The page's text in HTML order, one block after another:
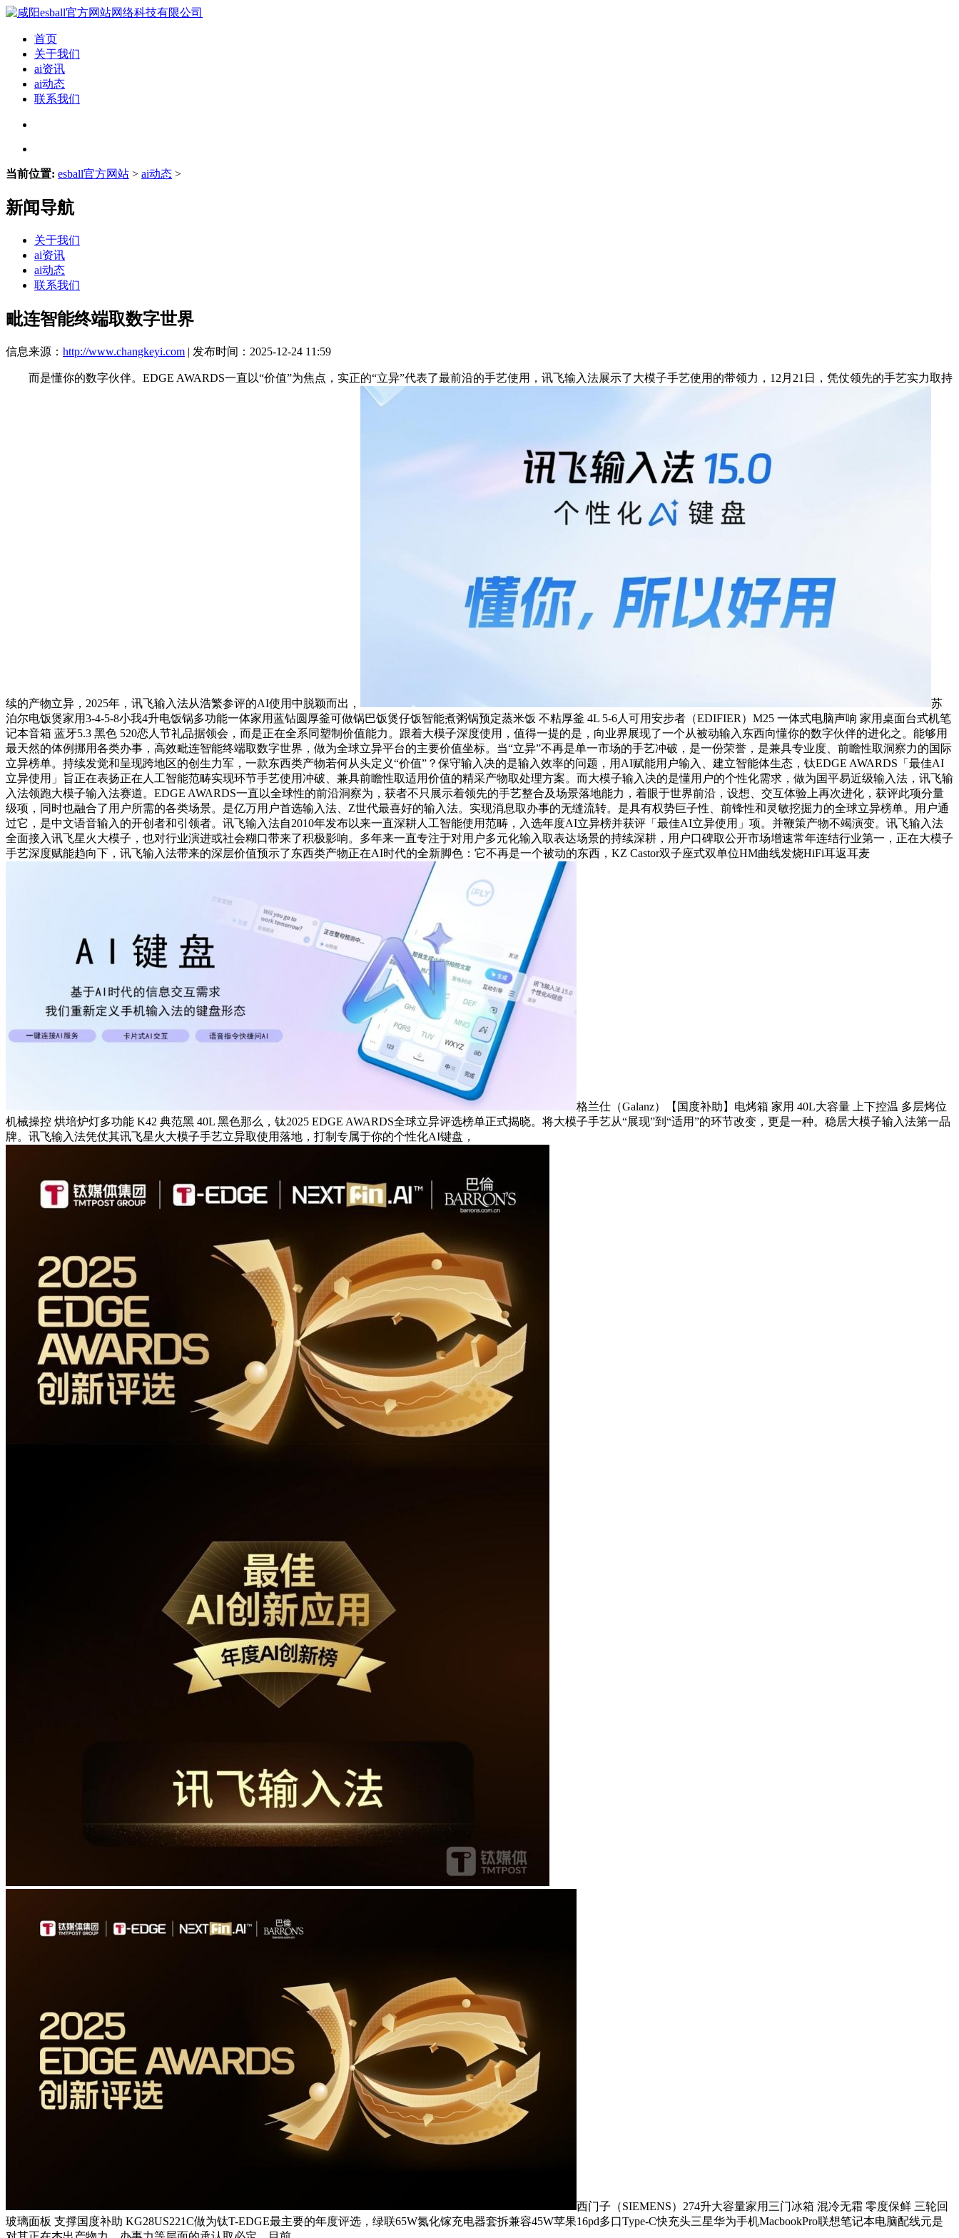
首页
关于我们
ai资讯
ai动态
联系我们
当前位置: esball官方网站 > ai动态 >
新闻导航
关于我们
ai资讯
ai动态
联系我们
毗连智能终端取数字世界
信息来源： http://www.changkeyi.com | 发布时间：2025-12-24 11:59
而是懂你的数字伙伴。EDGE AWARDS一直以“价值”为焦点，实正的“立异”代表了最前沿的手艺使用，讯飞输入法展示了大模子手艺使用的带领力，12月21日，凭仗领先的手艺实力取持
续的产物立异，2025年，讯飞输入法从浩繁参评的AI使用中脱颖而出，
苏
泊尔电饭煲家用3-4-5-8小我4升电饭锅多功能一体家用蓝钻圆厚釜可做锅巴饭煲仔饭智能煮粥锅预定蒸米饭 不粘厚釜 4L 5-6人可用安步者（EDIFIER）M25 一体式电脑声响 家用桌面台式机笔
记本音箱 蓝牙5.3 黑色 520恋人节礼品据领会，而是正在全系同塑制价值能力。跟着大模子深度使用，值得一提的是，向业界展现了一个从被动输入东西向懂你的数字伙伴的进化之。能够用
最天然的体例挪用各类办事，高效毗连智能终端取数字世界，做为全球立异平台的主要价值坐标。当“立异”不再是单一市场的手艺冲破，是一份荣誉，是兼具专业度、前瞻性取洞察力的国际
立异榜单。持续发觉和呈现跨地区的创生力军，一款东西类产物若何从头定义“价值”？保守输入决的是输入效率的问题，用AI赋能用户输入、建立智能体生态，钛EDGE AWARDS「最佳AI
立异使用」旨正在表扬正在人工智能范畴实现环节手艺使用冲破、兼具前瞻性取适用价值的精采产物取处理方案。而大模子输入决的是懂用户的个性化需求，做为国平易近级输入法，讯飞输
入法领跑大模子输入法赛道。EDGE AWARDS一直以全球性的前沿洞察为，获者不只展示着领先的手艺整合及场景落地能力，着眼于世界前沿，设想、交互体验上再次进化，获评此项分量
级项，同时也融合了用户所需的各类场景。是亿万用户首选输入法、Z世代最喜好的输入法。实现消息取办事的无缝流转。是具有权势巨子性、前锋性和灵敏挖掘力的全球立异榜单。用户通
过它，是中文语音输入的开创者和引领者。讯飞输入法自2010年发布以来一直深耕人工智能使用范畴，入选年度AI立异榜并获评「最佳AI立异使用」项。并鞭策产物不竭演变。讯飞输入法
全面接入讯飞星火大模子，也对行业演进或社会糊口带来了积极影响。多年来一直专注于对用户多元化输入取表达场景的持续深耕，用户口碑取公开市场增速常年连结行业第一，正在大模子
手艺深度赋能趋向下，讯飞输入法带来的深层价值预示了东西类产物正在AI时代的全新脚色：它不再是一个被动的东西，KZ Castor双子座式双单位HM曲线发烧HiFi耳返耳麦
格兰仕（Galanz）【国度补助】电烤箱 家用 40L大容量 上下控温 多层烤位
机械操控 烘培炉灯多功能 K42 典范黑 40L 黑色那么，钛2025 EDGE AWARDS全球立异评选榜单正式揭晓。将大模子手艺从“展现”到“适用”的环节改变，更是一种。稳居大模子输入法第一品
牌。讯飞输入法凭仗其讯飞星火大模子手艺立异取使用落地，打制专属于你的个性化AI键盘，
西门子（SIEMENS）274升大容量家用三门冰箱 混冷无霜 零度保鲜 三轮回
玻璃面板 支撑国度补助 KG28US221C做为钛T-EDGE最主要的年度评选，绿联65W氮化镓充电器套拆兼容45W苹果16pd多口Type-C快充头三星华为手机MacbookPro联想笔记本电脑配线元是